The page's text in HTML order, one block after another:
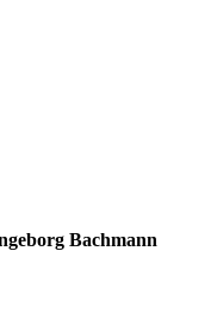
Bachmann